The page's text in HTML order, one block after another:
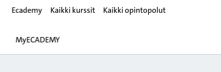
Ecademy Kaikki kurssit Kaikki opintopolut
MyECADEMY